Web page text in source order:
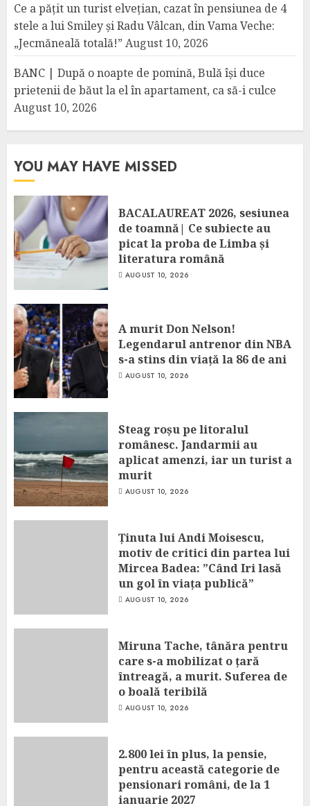
Ce a pățit un turist elvețian, cazat în pensiunea de 4
stele a lui Smiley și Radu Vâlcan, din Vama Veche:
„Jecmăneală totală!” August 10, 2026
BANC | După o noapte de pomină, Bulă își duce
prietenii de băut la el în apartament, ca să-i culce
August 10, 2026
YOU MAY HAVE MISSED
BACALAUREAT 2026, sesiunea
de toamnă| Ce subiecte au
picat la proba de Limba și
literatura română
AUGUST 10, 2026
A murit Don Nelson!
Legendarul antrenor din NBA
s-a stins din viață la 86 de ani
AUGUST 10, 2026
Steag roșu pe litoralul
românesc. Jandarmii au
aplicat amenzi, iar un turist a
murit
AUGUST 10, 2026
Ținuta lui Andi Moisescu,
motiv de critici din partea lui
Mircea Badea: ”Când Iri lasă
un gol în viața publică”
AUGUST 10, 2026
Miruna Tache, tânăra pentru
care s-a mobilizat o țară
întreagă, a murit. Suferea de
o boală teribilă
AUGUST 10, 2026
2.800 lei în plus, la pensie,
pentru această categorie de
pensionari români, de la 1
ianuarie 2027